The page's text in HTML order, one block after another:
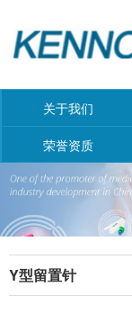
关于我们
荣誉资质
Y型留置针